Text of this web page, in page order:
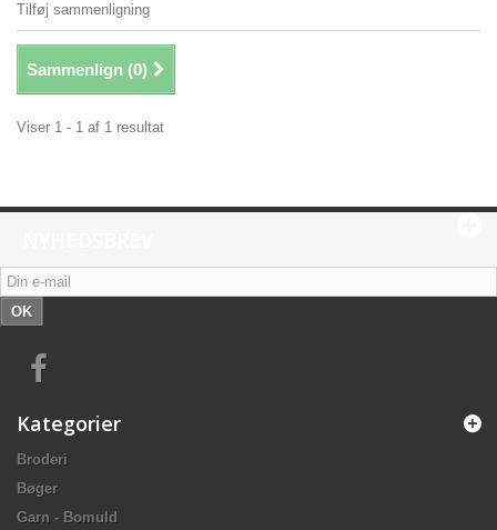
Tilføj sammenligning
Sammenlign (0)
Viser 1 - 1 af 1 resultat
OK
Kategorier
Broderi
Bøger
Garn - Bomuld